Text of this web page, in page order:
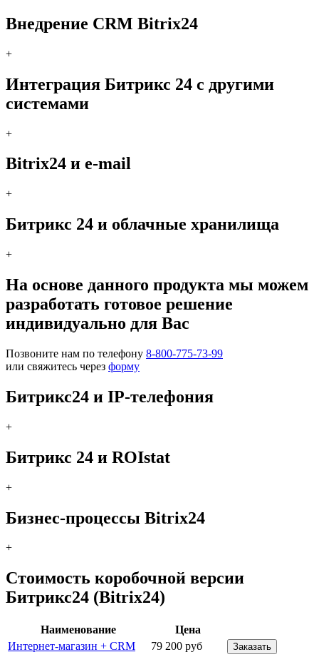
Внедрение CRM Bitrix24
+
Интеграция Битрикс 24 с другими
системами
+
Bitrix24 и e-mail
+
Битрикс 24 и облачные хранилища
+
На основе данного продукта мы можем
разработать готовое решение
индивидуально для Вас
Позвоните нам по телефону 8-800-775-73-99
или свяжитесь через форму
Битрикс24 и IP-телефония
+
Битрикс 24 и ROIstat
+
Бизнес-процессы Bitrix24
+
Стоимость коробочной версии
Битрикс24 (Bitrix24)
Наименование
Цена
Интернет-магазин + CRM
79 200 руб Заказать